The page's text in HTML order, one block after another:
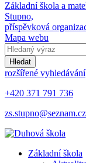
Základní škola a
Stupno,
příspěvková
Mapa webu
Hledat
rozšířené vyhledávání
+420 371 791 736
zs.stupno@seznam.cz
Základní škola